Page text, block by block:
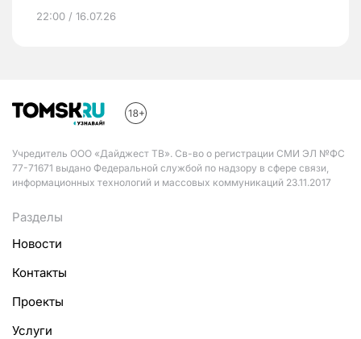
22:00 / 16.07.26
Учредитель ООО «Дайджест ТВ». Св-во о регистрации СМИ ЭЛ №ФС
77-71671 выдано Федеральной службой по надзору в сфере связи,
информационных технологий и массовых коммуникаций 23.11.2017
Разделы
Новости
Контакты
Проекты
Услуги